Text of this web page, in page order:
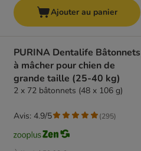
Ajouter au panier
PURINA Dentalife Bâtonnets
à mâcher pour chien de
grande taille (25-40 kg)
2 x 72 bâtonnets (48 x 106 g)
Avis: 4.9/5 (295)